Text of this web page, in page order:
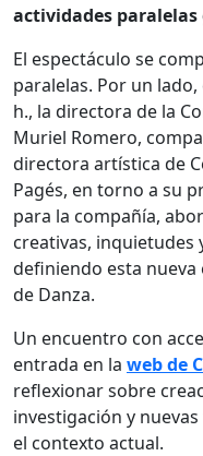
actividades
El espectáculo se
paralelas. Por un
h., la directora de la
Muriel Romero,
directora artística de
Pagés, en torno a su
para la compañía,
creativas, inquietudes
definiendo esta nueva
de Danza.
Un encuentro con
entrada en la web de
reflexionar sobre
investigación y
el contexto actual.